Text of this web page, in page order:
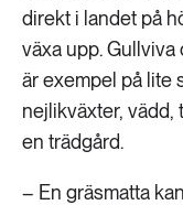
direkt i landet på
växa upp.
är exempel på lite
nejlikväxter, vädd,
en trädgård.
– En gräsmatta